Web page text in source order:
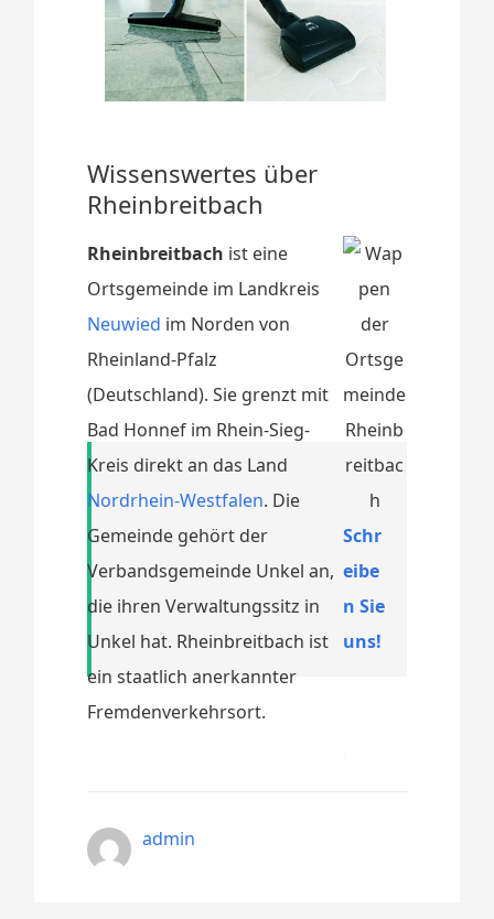
Wissenswertes über
Rheinbreitbach
Rheinbreitbach ist eine
Ortsgemeinde im Landkreis
Neuwied im Norden von
Rheinland-Pfalz
(Deutschland). Sie grenzt mit
Bad Honnef im Rhein-Sieg-
Kreis direkt an das Land
Nordrhein-Westfalen. Die
Gemeinde gehört der
Verbandsgemeinde Unkel an,
die ihren Verwaltungssitz in
Unkel hat. Rheinbreitbach ist
ein staatlich anerkannter
Fremdenverkehrsort.
Schr
eibe
n Sie
uns!
admin